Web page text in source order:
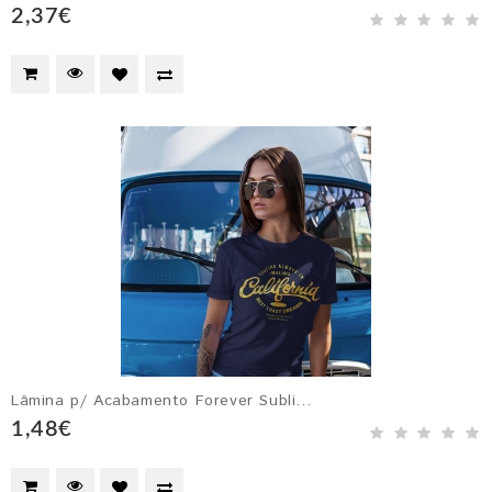
2,37€
Lâmina p/ Acabamento Forever Subli...
1,48€